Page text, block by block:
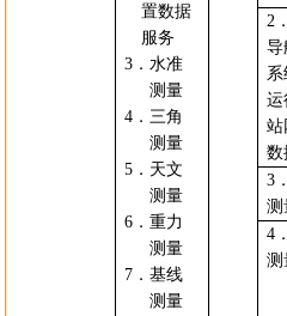
置数据
服务
3 ．水准
测量
4 ．三角
测量
5 ．天文
测量
6 ．重力
测量
7 ．基线
测量
2
导
运
站
数
3
测
4
测